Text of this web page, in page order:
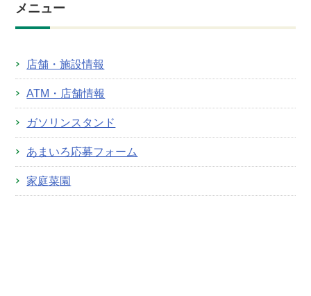
メニュー
店舗・施設情報
ATM・店舗情報
ガソリンスタンド
あまいろ応募フォーム
家庭菜園